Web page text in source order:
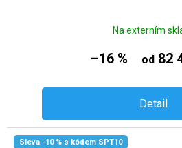
Na externím
–16 % od82
Detail
Sleva -10 % s kódem SPT10